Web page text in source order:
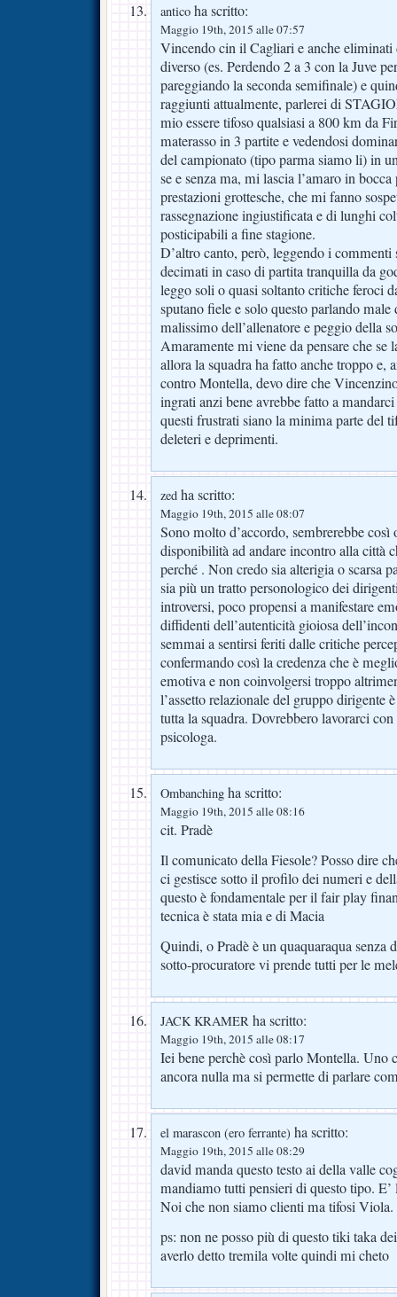
antico ha scritto:
Maggio 19th, 2015 alle 07:57
Vincendo cin il Cagliari e anche
diverso (es. Perdendo 2 a 3 con la Juve
pareggiando la seconda semifinale) e
raggiunti attualmente, parlerei di
mio essere tifoso qualsiasi a 800 km da
materasso in 3 partite e vedendosi
del campionato (tipo parma siamo li) in
se e senza ma, mi lascia l’amaro in
prestazioni grottesche, che mi fanno
rassegnazione ingiustificata e di lunghi
posticipabili a fine stagione.
D’altro canto, però, leggendo i commenti
decimati in caso di partita tranquilla da
leggo soli o quasi soltanto critiche feroci
sputano fiele e solo questo parlando
malissimo dell’allenatore e peggio della
Amaramente mi viene da pensare che se
allora la squadra ha fatto anche troppo e,
contro Montella, devo dire che
ingrati anzi bene avrebbe fatto a
questi frustrati siano la minima parte del
deleteri e deprimenti.
zed ha scritto:
Maggio 19th, 2015 alle 08:07
Sono molto d’accordo, sembrerebbe
disponibilità ad andare incontro alla città
perché . Non credo sia alterigia o scarsa
sia più un tratto personologico dei
introversi, poco propensi a manifestare
diffidenti dell’autenticità gioiosa
semmai a sentirsi feriti dalle critiche
confermando così la credenza che è
emotiva e non coinvolgersi troppo
l’assetto relazionale del gruppo dirigente
tutta la squadra. Dovrebbero lavorarci
psicologa.
Ombanching ha scritto:
Maggio 19th, 2015 alle 08:16
cit. Pradè
Il comunicato della Fiesole? Posso dire
ci gestisce sotto il profilo dei numeri e
questo è fondamentale per il fair play
tecnica è stata mia e di Macia
Quindi, o Pradè è un quaquaraqua senza
sotto-procuratore vi prende tutti per le
JACK KRAMER ha scritto:
Maggio 19th, 2015 alle 08:17
Iei bene perchè così parlo Montella. Uno
ancora nulla ma si permette di parlare
el marascon (ero ferrante) ha scritto:
Maggio 19th, 2015 alle 08:29
david manda questo testo ai della valle
mandiamo tutti pensieri di questo tipo.
Noi che non siamo clienti ma tifosi Viola.
ps: non ne posso più di questo tiki taka
averlo detto tremila volte quindi mi cheto